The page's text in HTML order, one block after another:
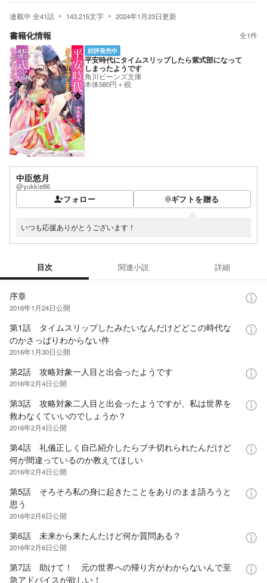
連載中 全41話 143,215文字 2024年1月23日更新
書籍化情報 全1件
好評発売中
平安時代にタイムスリップしたら紫式部になって
しまったようです
角川ビーンズ文庫
本体580円＋税
中臣悠月
@yukkie86
フォロー ギフトを贈る
いつも応援ありがとうございます！
目次 関連小説 詳細
序章
2016年1月24日公開
第1話 タイムスリップしたみたいなんだけどどこの時代な
のかさっぱりわからない件
2016年1月30日公開
第2話 攻略対象一人目と出会ったようです
2016年2月4日公開
第3話 攻略対象二人目と出会ったようですが、私は世界を
救わなくていいのでしょうか？
2016年2月4日公開
第4話 礼儀正しく自己紹介したらブチ切れられたんだけど
何が間違っているのか教えてほしい
2016年2月4日公開
第5話 そろそろ私の身に起きたことをありのまま語ろうと
思う
2016年2月6日公開
第6話 未来から来たんたけど何か質問ある？
2016年2月6日公開
第7話 助けて！ 元の世界への帰り方がわからないんで至
急アドバイスが欲しい！